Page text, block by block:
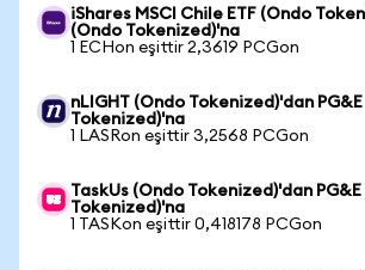
iShares MSCI Chile ETF (Ondo
(Ondo Tokenized)'na
1 ECHon eşittir 2,3619 PCGon
nLIGHT (Ondo Tokenized)'dan
Tokenized)'na
1 LASRon eşittir 3,2568 PCGon
TaskUs (Ondo Tokenized)'dan
Tokenized)'na
1 TASKon eşittir 0,418178 PCGon